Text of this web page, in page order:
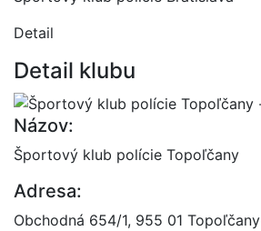
Detail
Detail klubu
Názov:
Športový klub polície Topoľčany
Adresa:
Obchodná 654/1, 955 01 Topoľčany